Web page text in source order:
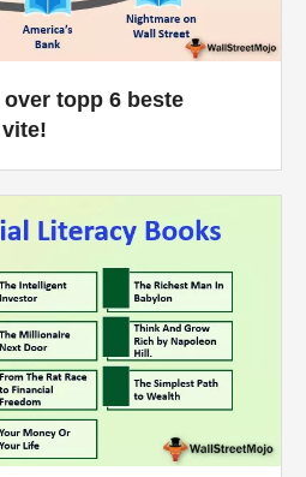
topp 6 beste